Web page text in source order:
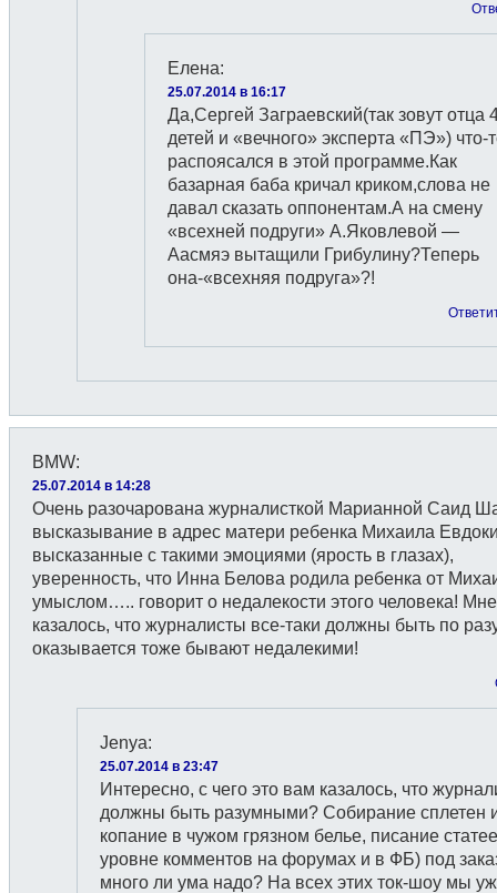
Елена:
25.07.2014 в 16:17
Да,Сергей Заграевский(так зовут отца
детей и «вечного» эксперта «ПЭ») что-
распоясался в этой программе.Как
базарная баба кричал криком,слова не
давал сказать оппонентам.А на смену
«всехней подруги» А.Яковлевой —
Аасмяэ вытащили Грибулину?Теперь
она-«всехняя подруга»?!
BMW:
25.07.2014 в 14:28
Очень разочарована журналисткой Марианной Саид
высказывание в адрес матери ребенка Михаила
высказанные с такими эмоциями (ярость в глазах),
уверенность, что Инна Белова родила ребенка от
умыслом….. говорит о недалекости этого человека! Мне
казалось, что журналисты все-таки должны быть по
оказывается тоже бывают недалекими!
Jenya:
25.07.2014 в 23:47
Интересно, с чего это вам казалось, что
должны быть разумными? Собирание сплетен
копание в чужом грязном белье, писание
уровне комментов на форумах и в ФБ) под
много ли ума надо? На всех этих ток-шоу мы